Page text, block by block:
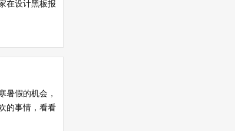
在设计黑板报
暑假的机会，
的事情，看看